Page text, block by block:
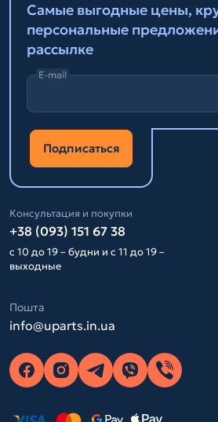
Самые выгодные цены,
персональные
рассылке
E-mail
Подписаться
Консультация и покупки
+38 (093) 151 67 38
с 10 до 19 – будни и с 11 до 19 –
выходные
Пошта
info@uparts.in.ua